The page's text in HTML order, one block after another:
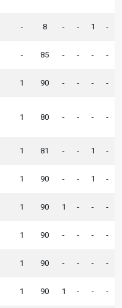
- 8 - - 1 -
- 85 - - - -
1 90 - - - -
1 80 - - - -
1 81 - - 1 -
1 90 - - 1 -
1 90 1 - - -
1 90 - - - -
1 90 - - - -
1 90 1 - - -